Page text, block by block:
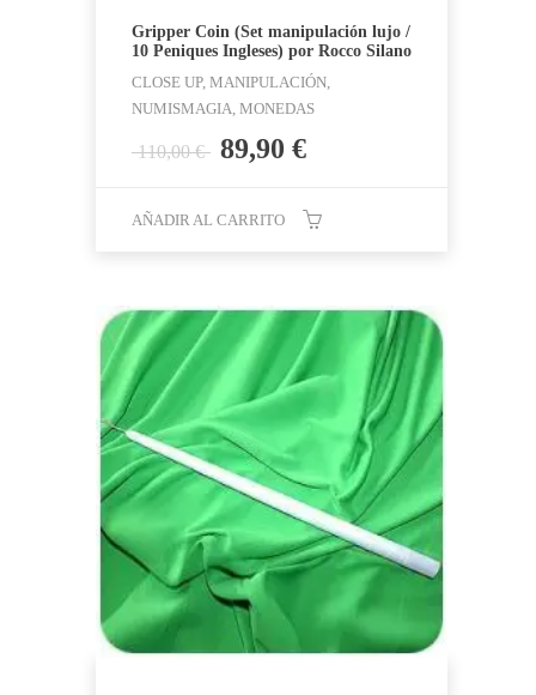
Gripper Coin (Set manipulación lujo /
10 Peniques Ingleses) por Rocco Silano
CLOSE UP, MANIPULACIÓN,
NUMISMAGIA, MONEDAS
110,00€
El
original
era:
89,90 €El
actual
es:
AÑADIR AL CARRITO